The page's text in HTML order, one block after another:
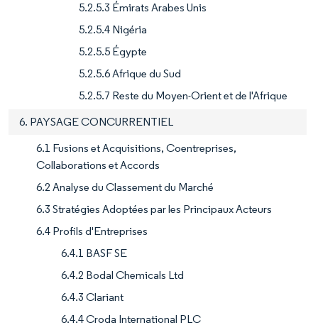
5.2.5.3 Émirats Arabes Unis
5.2.5.4 Nigéria
5.2.5.5 Égypte
5.2.5.6 Afrique du Sud
5.2.5.7 Reste du Moyen-Orient et de l'Afrique
6. PAYSAGE CONCURRENTIEL
6.1 Fusions et Acquisitions, Coentreprises,
Collaborations et Accords
6.2 Analyse du Classement du Marché
6.3 Stratégies Adoptées par les Principaux Acteurs
6.4 Profils d'Entreprises
6.4.1 BASF SE
6.4.2 Bodal Chemicals Ltd
6.4.3 Clariant
6.4.4 Croda International PLC